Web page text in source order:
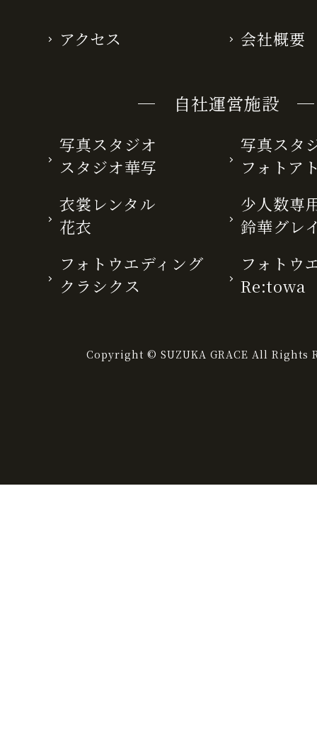
アクセス 会社概要
─ 自社運営施設 ─
写真スタジオ
スタジオ華写
写真スタ
フォトア
衣裳レンタル
花衣
少人数専
鈴華グレ
フォトウエディング
クラシクス
フォトウ
Re:towa
Copyright © SUZUKA GRACE All Rights